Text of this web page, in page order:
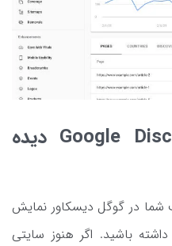
چطور در نتایج Google Discover دیده
شما در گوگل دیسکاور نمایش
باشید. اگر هنوز سایتی